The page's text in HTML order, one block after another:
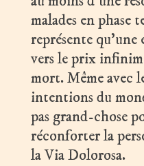
malades en phase
représente
vers le prix
mort. Même avec
intentions du
pas grand-chose
réconforter la
la Via Dolorosa.